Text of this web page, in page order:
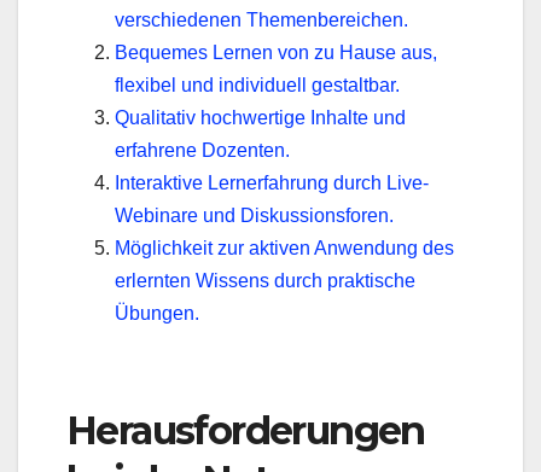
verschiedenen Themenbereichen.
Bequemes Lernen von zu Hause aus,
flexibel und individuell gestaltbar.
Qualitativ hochwertige Inhalte und
erfahrene Dozenten.
Interaktive Lernerfahrung durch Live-
Webinare und Diskussionsforen.
Möglichkeit zur aktiven Anwendung des
erlernten Wissens durch praktische
Übungen.
Herausforderungen